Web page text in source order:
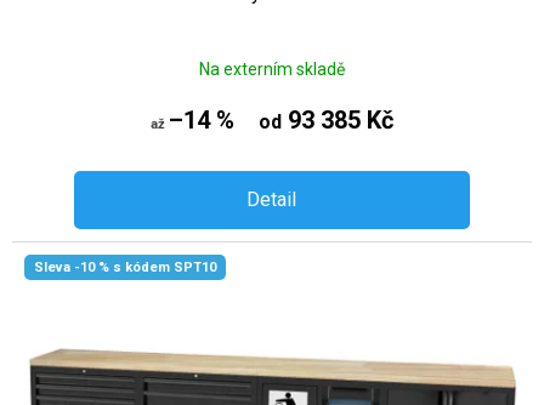
Na externím skladě
až –14 % od 93 385 Kč
Detail
Sleva -10 % s kódem SPT10